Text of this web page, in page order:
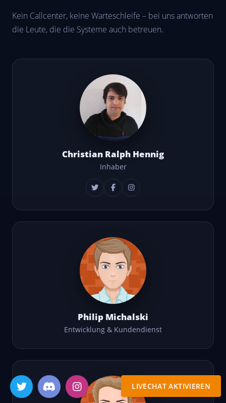
LIVECHAT AKTIVIEREN
Kein Callcenter, keine Warteschleife – bei uns antworten
die Leute, die die Systeme auch betreuen.
Christian Ralph Hennig
Inhaber
Philip Michalski
Entwicklung & Kundendienst